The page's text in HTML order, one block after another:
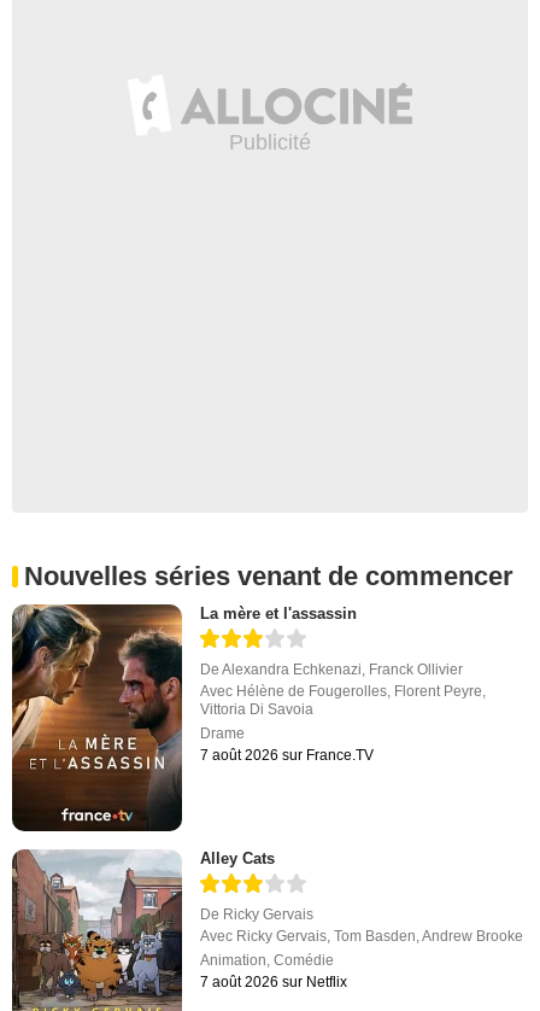
Nouvelles séries venant de commencer
La mère et l'assassin
DeAlexandra Echkenazi Franck Ollivier
Avec Hélène de Fougerolles Florent Peyre
Vittoria Di Savoia
Drame
7 août 2026 sur France.TV
Alley Cats
De Ricky Gervais
Avec Ricky Gervais,Tom Basden,Andrew Brooke
Animation,Comédie
7 août 2026 sur Netflix